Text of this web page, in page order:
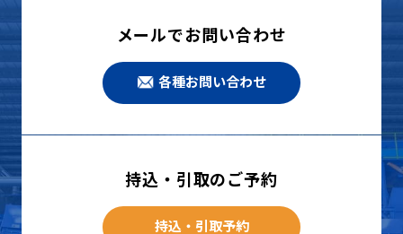
メールでお問い合わせ
各種お問い合わせ
持込・引取のご予約
持込・引取予約